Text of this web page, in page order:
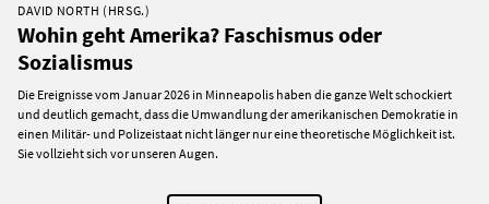
DAVID NORTH (HRSG.)
Wohin geht Amerika? Faschismus oder
Sozialismus
Die Ereignisse vom Januar 2026 in Minneapolis haben die ganze Welt schockiert
und deutlich gemacht, dass die Umwandlung der amerikanischen Demokratie in
einen Militär- und Polizeistaat nicht länger nur eine theoretische Möglichkeit ist.
Sie vollzieht sich vor unseren Augen.